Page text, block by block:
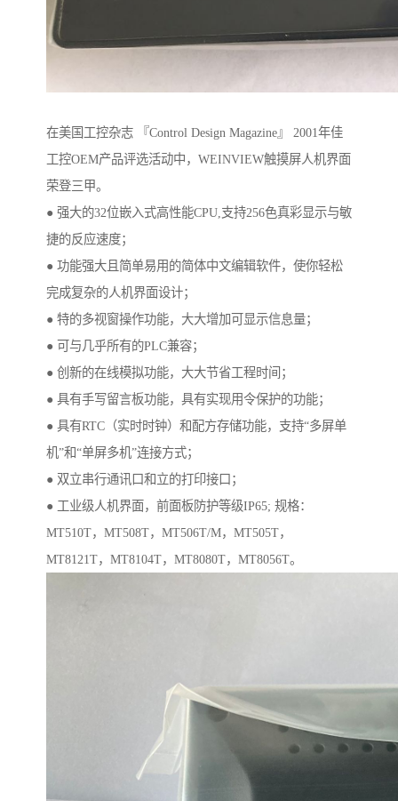
在美国工控杂志 『Control Design Magazine』 2001年佳
工控OEM产品评选活动中，WEINVIEW触摸屏人机界面
荣登三甲。
● 强大的32位嵌入式高性能CPU,支持256色真彩显示与敏
捷的反应速度；
● 功能强大且简单易用的简体中文编辑软件，使你轻松
完成复杂的人机界面设计；
● 特的多视窗操作功能，大大增加可显示信息量；
● 可与几乎所有的PLC兼容；
● 创新的在线模拟功能，大大节省工程时间；
● 具有手写留言板功能，具有实现用令保护的功能；
● 具有RTC（实时时钟）和配方存储功能，支持“多屏单
机”和“单屏多机”连接方式；
● 双立串行通讯口和立的打印接口；
● 工业级人机界面，前面板防护等级IP65; 规格：
MT510T，MT508T，MT506T/M，MT505T，
MT8121T，MT8104T，MT8080T，MT8056T。